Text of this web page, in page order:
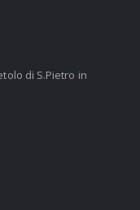
di S.Pietro in